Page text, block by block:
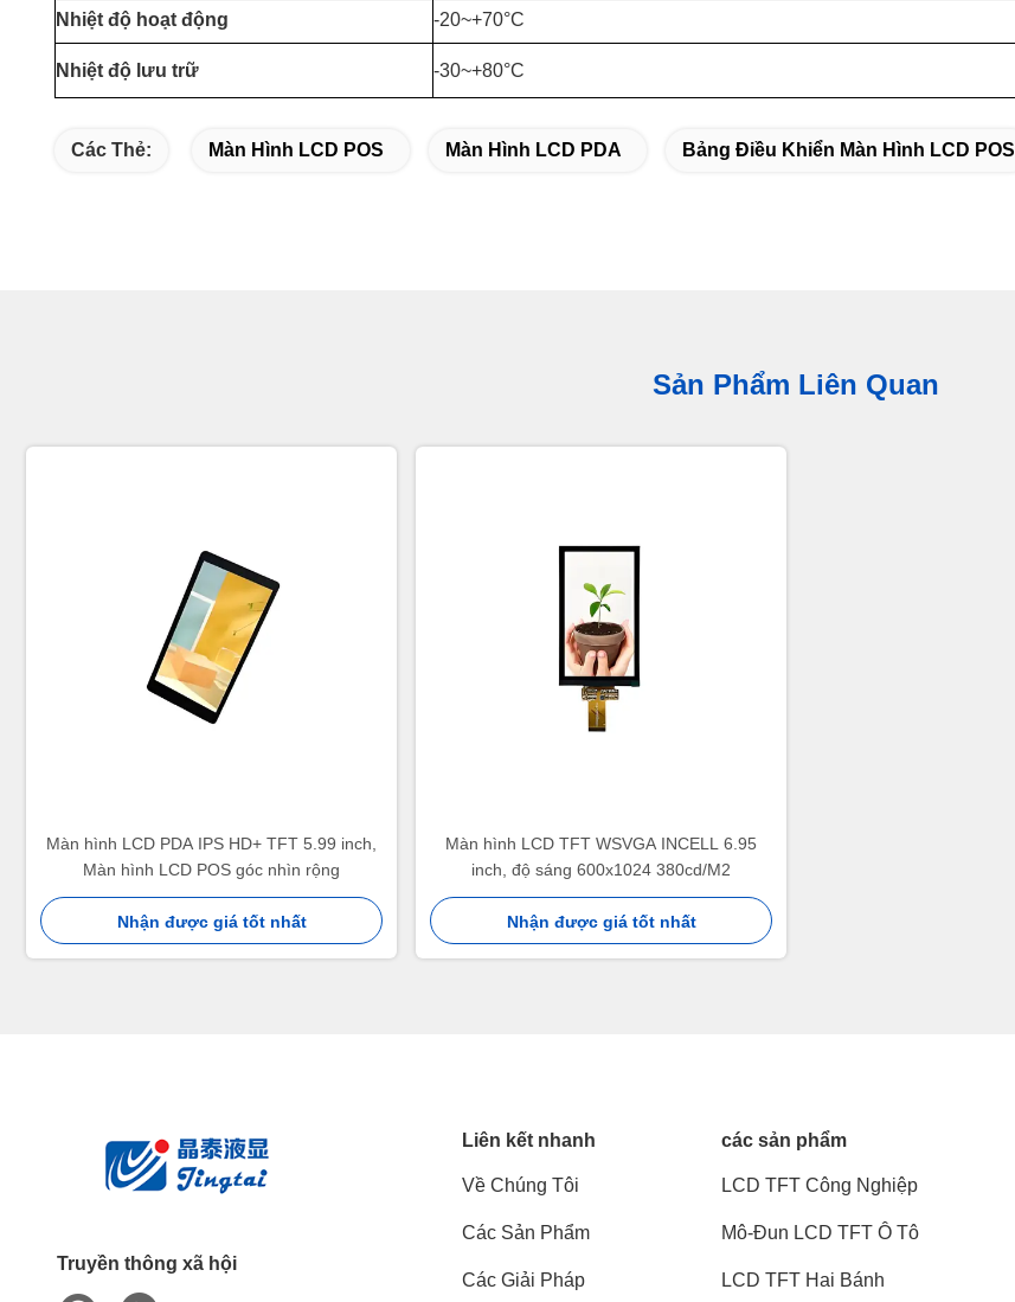
Nhiệt độ hoạt động -20~+70°C
Nhiệt độ lưu trữ -30~+80°C
Các Thẻ: Màn Hình LCD POS Màn Hình LCD PDA Bảng Điều Khiển Màn Hình LCD POS
Sản Phẩm Liên Quan
Màn hình LCD PDA IPS HD+ TFT 5.99 inch,
Màn hình LCD POS góc nhìn rộng
Nhận được giá tốt nhất
Màn hình LCD TFT WSVGA INCELL 6.95
inch, độ sáng 600x1024 380cd/M2
Nhận được giá tốt nhất
Truyền thông xã hội
Liên kết nhanh
Về Chúng Tôi
Các Sản Phẩm
Các Giải Pháp
các sản phẩm
LCD TFT Công Nghiệp
Mô-Đun LCD TFT Ô Tô
LCD TFT Hai Bánh